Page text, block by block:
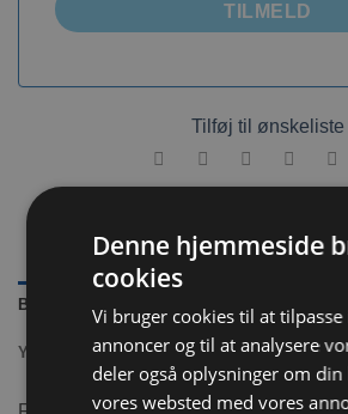
TILMELD
Tilføj til ønskeliste
BESKRIVELSE
YDERLIGERE INFORMATION
Denne hjemmeside
cookies
Vi bruger cookies til at
annoncer og til at analysere
deler også oplysninger om din
vores websted med vores